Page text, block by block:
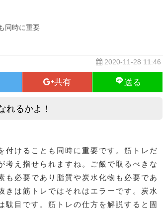
同時に重要
2020-11-28 11:46
れるかよ！
レをしてバッキバッキになれるかよ！
付けることも同時に重要です。筋トレだ
考え指せられますね。ご飯で取るべきな
も必要であり脂質や炭水化物も必要であ
きは筋トレではそれはエラーです。炭水
駄目です。筋トレの仕方を解説すると固